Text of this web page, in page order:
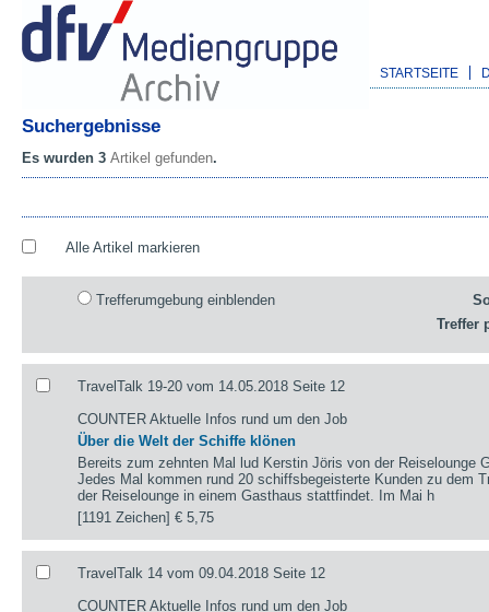
STARTSEITE
Suchergebnisse
Es wurden 3 Artikel gefunden.
Alle Artikel markieren
Trefferumgebung einblenden
Treffer
TravelTalk 19-20 vom 14.05.2018 Seite 12
COUNTER Aktuelle Infos rund um den Job
Über die Welt der Schiffe klönen
Bereits zum zehnten Mal lud Kerstin Jöris von der Reiselounge
Jedes Mal kommen rund 20 schiffsbegeisterte Kunden zu dem
der Reiselounge in einem Gasthaus stattfindet. Im Mai h
[1191 Zeichen]€ 5,75
TravelTalk 14 vom 09.04.2018 Seite 12
COUNTER Aktuelle Infos rund um den Job